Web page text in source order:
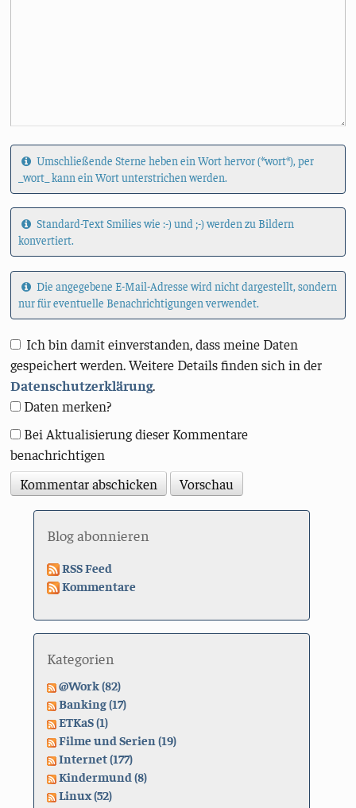
Umschließende Sterne heben ein Wort hervor (*wort*), per
_wort_ kann ein Wort unterstrichen werden.
Standard-Text Smilies wie :-) und ;-) werden zu Bildern
konvertiert.
Die angegebene E-Mail-Adresse wird nicht dargestellt, sondern
nur für eventuelle Benachrichtigungen verwendet.
Ich bin damit einverstanden, dass meine Daten
gespeichert werden. Weitere Details finden sich in der
Datenschutzerklärung.
Daten merken?
Bei Aktualisierung dieser Kommentare
benachrichtigen
Blog abonnieren
RSS Feed
Kommentare
Kategorien
@Work (82)
Banking (17)
ETKaS (1)
Filme und Serien (19)
Internet (177)
Kindermund (8)
Linux (52)